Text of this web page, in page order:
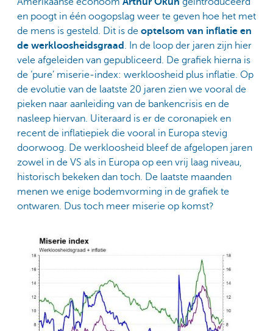
en poogt in één oogopslag weer te geven hoe het met
de mens is gesteld. Dit is de optelsom van inflatie en
de werkloosheidsgraad . In de loop der jaren zijn hier
vele afgeleiden van gepubliceerd. De grafiek hierna is
de ‘pure’ miserie-index: werkloosheid plus inflatie. Op
de evolutie van de laatste 20 jaren zien we vooral de
pieken naar aanleiding van de bankencrisis en de
nasleep hiervan. Uiteraard is er de coronapiek en
recent de inflatiepiek die vooral in Europa stevig
doorwoog. De werkloosheid bleef de afgelopen jaren
zowel in de VS als in Europa op een vrij laag niveau,
historisch bekeken dan toch. De laatste maanden
menen we enige bodemvorming in de grafiek te
ontwaren. Dus toch meer miserie op komst?